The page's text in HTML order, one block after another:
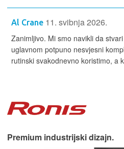
Al Crane 11. svibnja 2026.
Zanimljivo. Mi smo navikli da
uglavnom potpuno nesvjesni
rutinski svakodnevno koristimo, a
Premium industrijski dizajn.